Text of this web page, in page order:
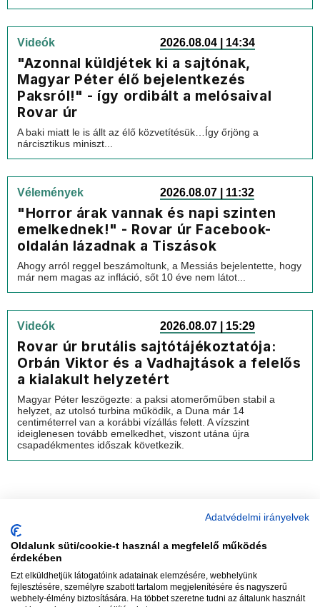
Videók 2026.08.04 | 14:34
"Azonnal küldjétek ki a sajtónak,
Magyar Péter élő bejelentkezés
Paksról!" - így ordibált a melósaival
Rovar úr
A baki miatt le is állt az élő közvetítésük…Így őrjöng a
nárcisztikus miniszt...
Vélemények 2026.08.07 | 11:32
"Horror árak vannak és napi szinten
emelkednek!" - Rovar úr Facebook-
oldalán lázadnak a Tiszások
Ahogy arról reggel beszámoltunk, a Messiás bejelentette, hogy
már nem magas az infláció, sőt 10 éve nem látot...
Videók 2026.08.07 | 15:29
Rovar úr brutális sajtótájékoztatója:
Orbán Viktor és a Vadhajtások a felelős
a kialakult helyzetért
Magyar Péter leszögezte: a paksi atomerőműben stabil a
helyzet, az utolsó turbina működik, a Duna már 14
centiméterrel van a korábbi vízállás felett. A vízszint
ideiglenesen tovább emelkedhet, viszont utána újra
csapadékmentes időszak következik.
Szerkesztőség:szerk@vadhajtasok.hu
Adatvédelmi irányelvek
Oldalunk süti/cookie-t használ a megfelelő működés
érdekében
Ezt elküldhetjük látogatóink adatainak elemzésére, webhelyünk
fejlesztésére, személyre szabott tartalom megjelenítésére és nagyszerű
webhely-élmény biztosítására. Ha többet szeretne tudni az általunk használt